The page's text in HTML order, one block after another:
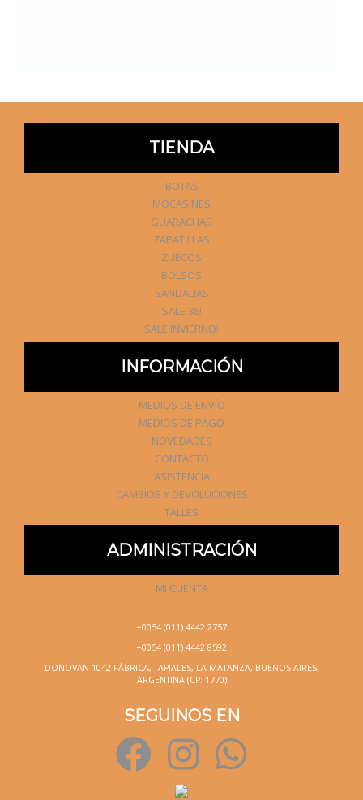
TIENDA
BOTAS
MOCASINES
GUARACHAS
ZAPATILLAS
ZUECOS
BOLSOS
SANDALIAS
SALE 36!
SALE INVIERNO!
INFORMACIÓN
MEDIOS DE ENVÍO
MEDIOS DE PAGO
NOVEDADES
CONTACTO
ASISTENCIA
CAMBIOS Y DEVOLUCIONES
TALLES
ADMINISTRACIÓN
MI CUENTA
+0054 (011) 4442 2757
+0054 (011) 4442 8592
DONOVAN 1042 FÁBRICA, TAPIALES, LA MATANZA, BUENOS AIRES,
ARGENTINA (CP: 1770)
SEGUINOS EN